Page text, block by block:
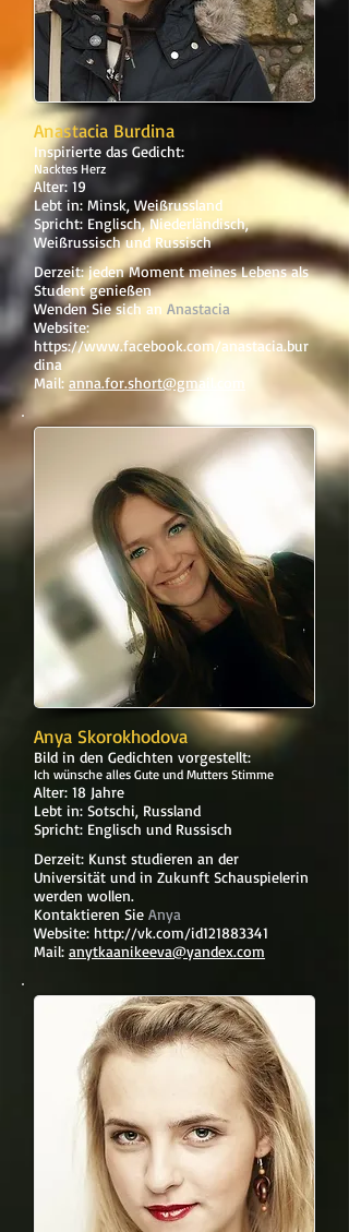
Anastacia Burdina
Inspirierte das Gedicht:
Nacktes Herz
Alter: 19
Lebt in: Minsk, Weißrussland
Spricht: Englisch, Niederländisch,
Weißrussisch und Russisch
Derzeit: jeden Moment meines Lebens als
Student genießen
Wenden Sie sich an Anastacia
Website:
https://www.facebook.com/anastacia.bur
dina
Mail: anna.for.short@gmail.com
Anya Skorokhodova
Bild in den Gedichten vorgestellt:
Ich wünsche alles Gute und Mutters Stimme
Alter: 18 Jahre
Lebt in: Sotschi, Russland
Spricht: Englisch und Russisch
Derzeit: Kunst studieren an der
Universität und in Zukunft Schauspielerin
werden wollen.
Kontaktieren Sie Anya
Website: http://vk.com/id121883341
Mail: anytkaanikeeva@yandex.com